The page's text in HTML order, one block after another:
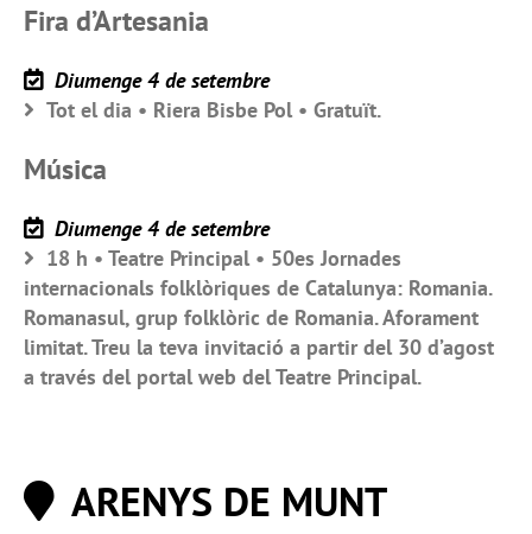
Fira d’Artesania
Diumenge 4 de setembre
Tot el dia • Riera Bisbe Pol • Gratuït.
Música
Diumenge 4 de setembre
18 h • Teatre Principal • 50es Jornades
internacionals folklòriques de Catalunya: Romania.
Romanasul, grup folklòric de Romania. Aforament
limitat. Treu la teva invitació a partir del 30 d’agost
a través del portal web del Teatre Principal.
ARENYS DE MUNT